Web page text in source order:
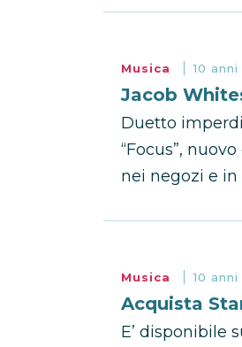
Musica 10 anni
Jacob
Duetto
“Focus”,
nei negozi e in
Musica 10 anni
Acquista
E’ disponibile